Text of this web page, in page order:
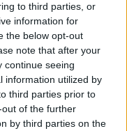
to third parties, or
information for
the below opt-out
note that after your
continue seeing
information utilized by
third parties prior to
of the further
by third parties on the